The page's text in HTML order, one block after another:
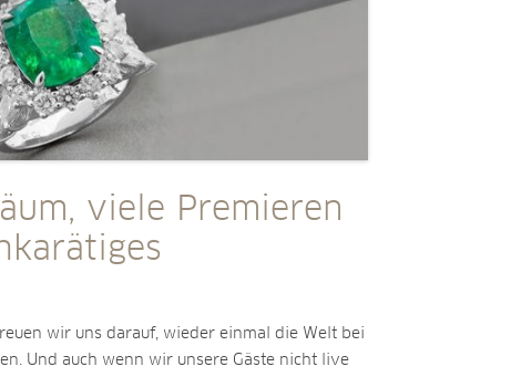
viele Premieren
wir uns darauf, wieder einmal die Welt bei
Und auch wenn wir unsere Gäste nicht live